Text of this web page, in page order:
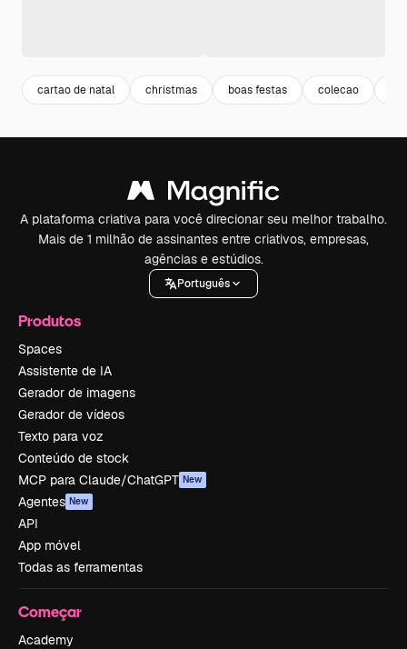
cartao de natal christmas boas festas colecao
A plataforma criativa para você direcionar seu melhor trabalho.
Mais de 1 milhão de assinantes entre criativos, empresas,
agências e estúdios.
Português
Produtos
Spaces
Assistente de IA
Gerador de imagens
Gerador de vídeos
Texto para voz
Conteúdo de stock
MCP para Claude/ChatGPT New
Agentes New
API
App móvel
Todas as ferramentas
Começar
Academy